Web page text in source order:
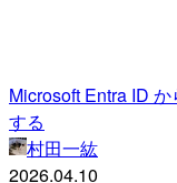
Microsoft Entra ID
する
村田一紘
2026.04.10